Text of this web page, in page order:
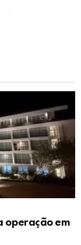
operação em